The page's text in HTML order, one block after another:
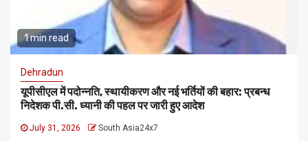
1 min read
Dehradun
यूपीसीएल में पदोन्नति, स्थायीकरण और नई भर्तियों की बहार: प्रबन्ध
निदेशक पी.सी. ध्यानी की पहल पर जारी हुए आदेश
July 31, 2026 South Asia24x7